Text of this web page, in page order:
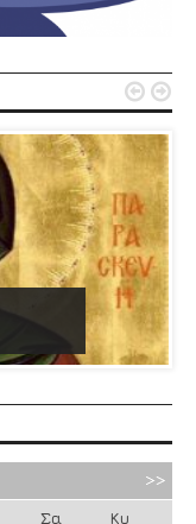
 
Σα Κυ